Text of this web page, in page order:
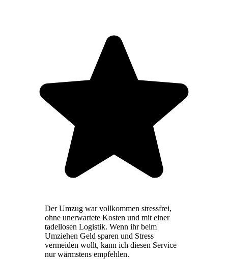
Der Umzug war vollkommen stressfrei,
ohne unerwartete Kosten und mit einer
tadellosen Logistik. Wenn ihr beim
Umziehen Geld sparen und Stress
vermeiden wollt, kann ich diesen Service
nur wärmstens empfehlen.